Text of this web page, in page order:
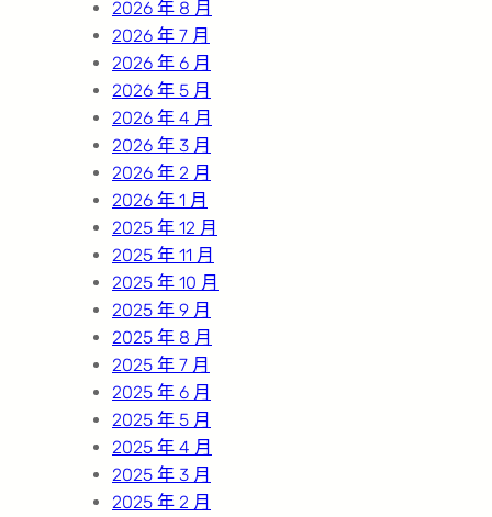
2026 年 8 月
2026 年 7 月
2026 年 6 月
2026 年 5 月
2026 年 4 月
2026 年 3 月
2026 年 2 月
2026 年 1 月
2025 年 12 月
2025 年 11 月
2025 年 10 月
2025 年 9 月
2025 年 8 月
2025 年 7 月
2025 年 6 月
2025 年 5 月
2025 年 4 月
2025 年 3 月
2025 年 2 月